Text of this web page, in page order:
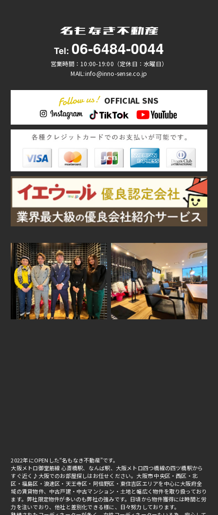
Tel: 06-6484-0044
営業時間：10:00-19:00（定休日：水曜日）
MAIL:info@inno-sense.co.jp
OFFICIAL SNS
2022年にOPENした“名もなき不動産”です。
大阪メトロ御堂筋線 心斎橋駅、なんば駅、大阪メトロ四つ橋線の四ツ橋駅から
すぐ近く♪大阪でのお部屋探しはお任せください。大阪市 中央区・西区・北
区・福島区・浪速区・天王寺区・阿倍野区・東住吉区エリアを中心に大阪府全
域の賃貸物件、中古戸建・中古マンション・土地と幅広く物件を取り扱っており
ます。弊社限定物件が多いのも弊社の強みです。日頃から物件獲得には時間と労
力を注いでおり、他社と差別化できる様に、日々努力しております。